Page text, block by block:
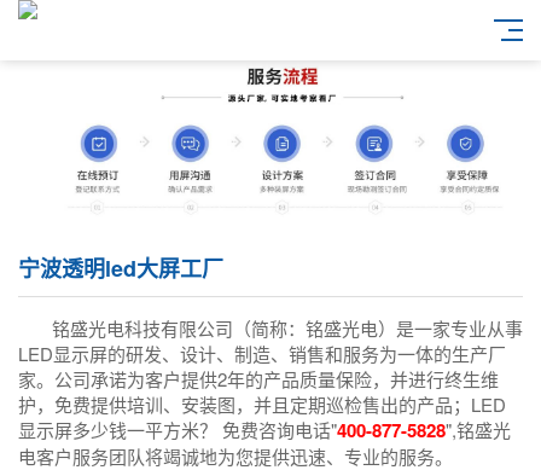
宁波透明led大屏工厂
铭盛光电科技有限公司（简称：铭盛光电）是一家专业从事
LED显示屏的研发、设计、制造、销售和服务为一体的生产厂
家。公司承诺为客户提供2年的产品质量保险，并进行终生维
护，免费提供培训、安装图，并且定期巡检售出的产品；LED
显示屏多少钱一平方米？ 免费咨询电话"400-877-5828",铭盛光
电客户服务团队将竭诚地为您提供迅速、专业的服务。